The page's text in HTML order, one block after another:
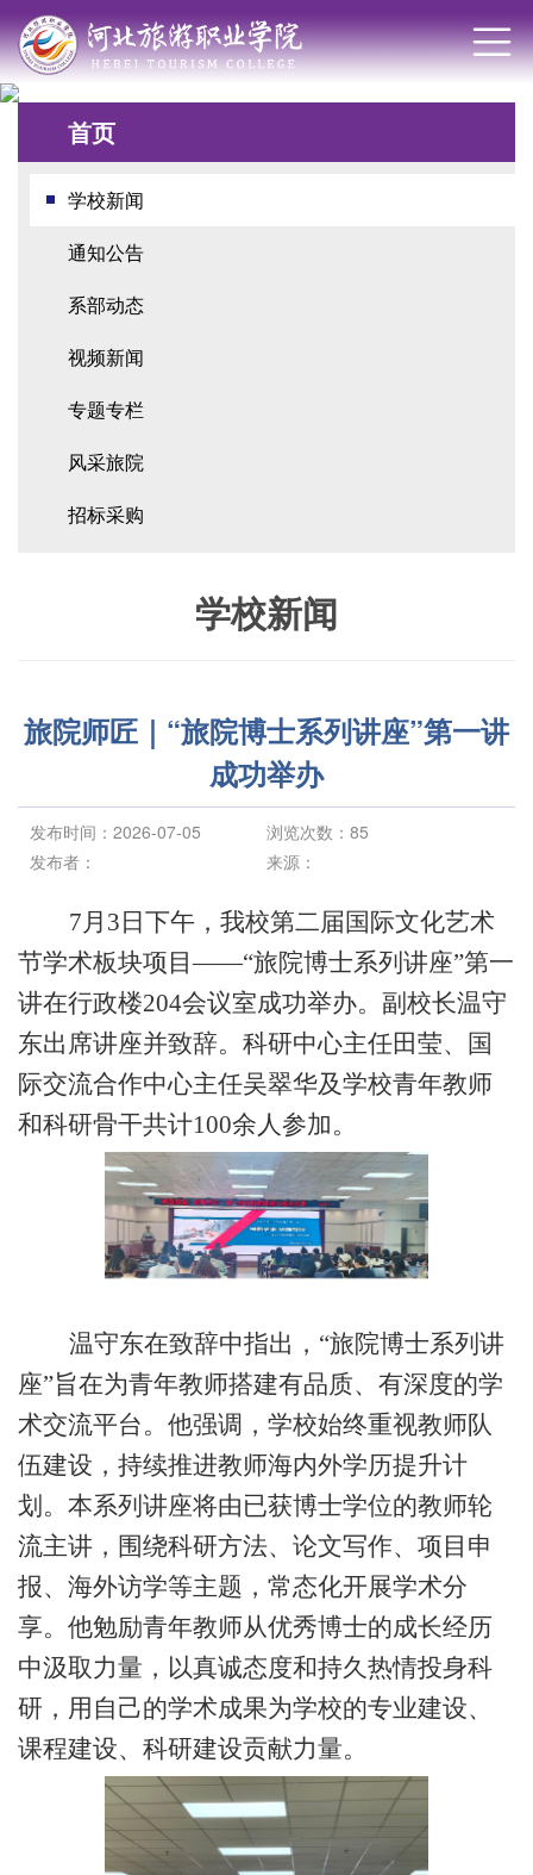
首页
学校新闻
通知公告
系部动态
视频新闻
专题专栏
风采旅院
招标采购
学校新闻
旅院师匠｜“旅院博士系列讲座”第一讲
成功举办
发布时间：2026-07-05 浏览次数： 85
发布者：
来源：
7月3日下午， 我校第二届国际文化艺术
节学术板块项目——“旅院博士系列讲座”第一
讲在行政楼204会议室成功举办。 副 校长温守
东出席讲座并致辞。 科研中心主任田莹、国
际交流合作中心主任吴翠华及学校青年教师
和科研骨干共计100余人参加。
温守东在致辞中指出， “旅院博士系列讲
座”旨在为青年教师搭建有品质、有深度的学
术交流平台。 他强调，学校始终重视教师队
伍建设，持续推进教师海内外学历提升计
划。本系列讲座将由已获博士学位的教师轮
流主讲，围绕科研方法、论文写作、项目申
报、海外访学等主题，常态化开展学术分
享。他勉励青年教师从优秀博士的成长经历
中汲取力量，以真诚态度和持久热情投身科
研，用自己的学术成果为学校的专业建设、
课程建设、科研建设贡献力量。